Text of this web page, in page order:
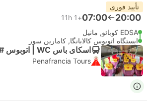
تأیید فوری
20:00
07:00
+1
11h
EDSA کوبائو, مانیل
ایستگاه اتوبوس کالابانگا, کامارین سور
اسکای باس WC | اتوبوس #Z
Penafrancia Tours